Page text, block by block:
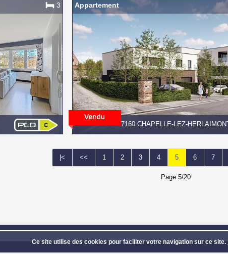
Ce site utilise des cookies pour faciliter votre navigation sur ce site.
3
7160 CHAPELLE-LEZ-
Appartement
|< << 1 2 3 4 5 6 7
Page 5/20
Photos et textes copyright © Groupe Confort Invest - Design et code